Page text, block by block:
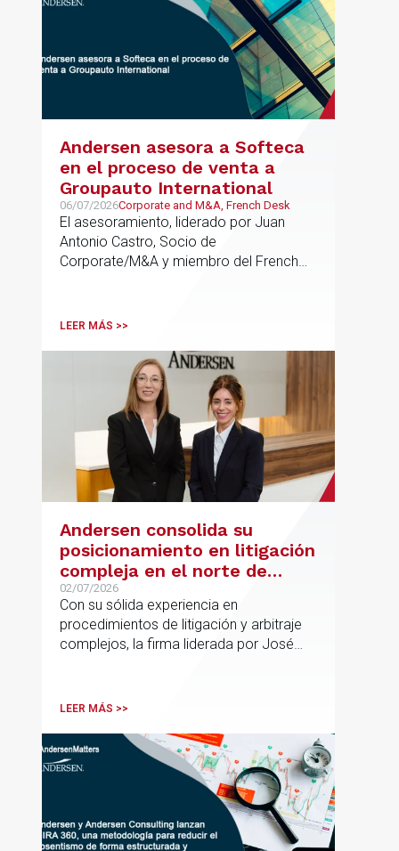
Andersen asesora a Softeca
en el proceso de venta a
Groupauto International
06/07/2026Corporate and M&A, French Desk
El asesoramiento, liderado por Juan
Antonio Castro, Socio de
Corporate/M&A y miembro del French
españolas que combinan los sectores
LEER MÁS >>
Andersen consolida su
posicionamiento en litigación
compleja en el norte de
España con la incorporación
de Rebeca Larena
02/07/2026
Con su sólida experiencia en
procedimientos de litigación y arbitraje
complejos, la firma liderada por José
posicionamiento en asesoramiento
LEER MÁS >>